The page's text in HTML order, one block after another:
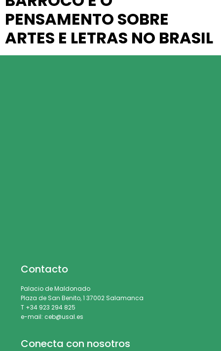
PENSAMENTO SOBRE
ARTES E LETRAS NO BRASIL
Contacto
Palacio de Maldonado
Plaza de San Benito, 1 37002 Salamanca
T +34 923 294 825
e-mail: ceb@usal.es
Conecta con nosotros